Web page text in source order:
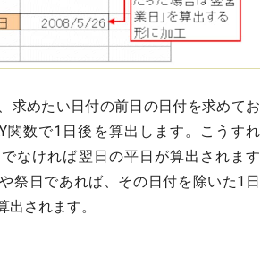
求めたい日付の前日の日付を求めてお
関数で1日後を算出します。こうすれ
なければ翌日の平日が算出されます
祭日であれば、その日付を除いた1日
出されます。